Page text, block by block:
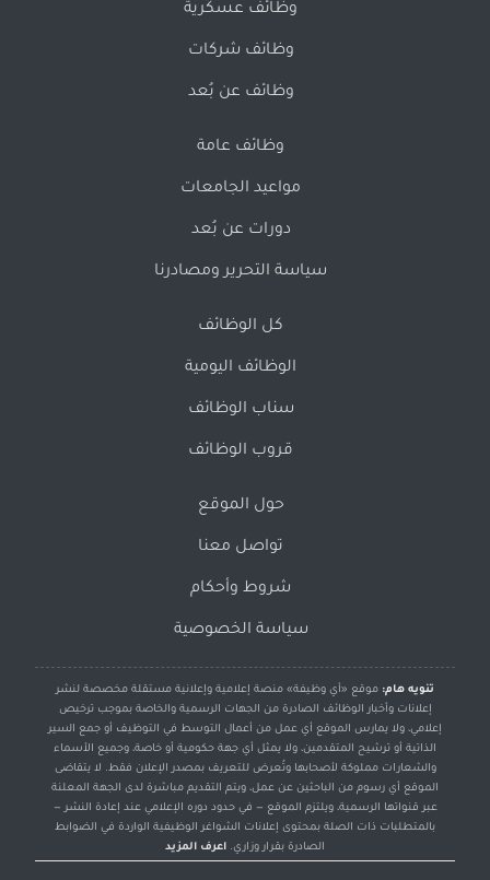
وظائف عسكرية
وظائف شركات
وظائف عن بُعد
وظائف عامة
مواعيد الجامعات
دورات عن بُعد
سياسة التحرير ومصادرنا
كل الوظائف
الوظائف اليومية
سناب الوظائف
قروب الوظائف
حول الموقع
تواصل معنا
شروط وأحكام
سياسة الخصوصية
تنويه هام: موقع «أي وظيفة» منصة إعلامية وإعلانية مستقلة مخصصة لنشر
إعلانات وأخبار الوظائف الصادرة من الجهات الرسمية والخاصة بموجب ترخيص
إعلامي، ولا يمارس الموقع أي عمل من أعمال التوسط في التوظيف أو جمع السير
الذاتية أو ترشيح المتقدمين، ولا يمثل أي جهة حكومية أو خاصة، وجميع الأسماء
والشعارات مملوكة لأصحابها وتُعرض للتعريف بمصدر الإعلان فقط. لا يتقاضى
الموقع أي رسوم من الباحثين عن عمل، ويتم التقديم مباشرة لدى الجهة المعلنة
عبر قنواتها الرسمية، ويلتزم الموقع — في حدود دوره الإعلامي عند إعادة النشر —
بالمتطلبات ذات الصلة بمحتوى إعلانات الشواغر الوظيفية الواردة في الضوابط
الصادرة بقرار وزاري. اعرف المزيد